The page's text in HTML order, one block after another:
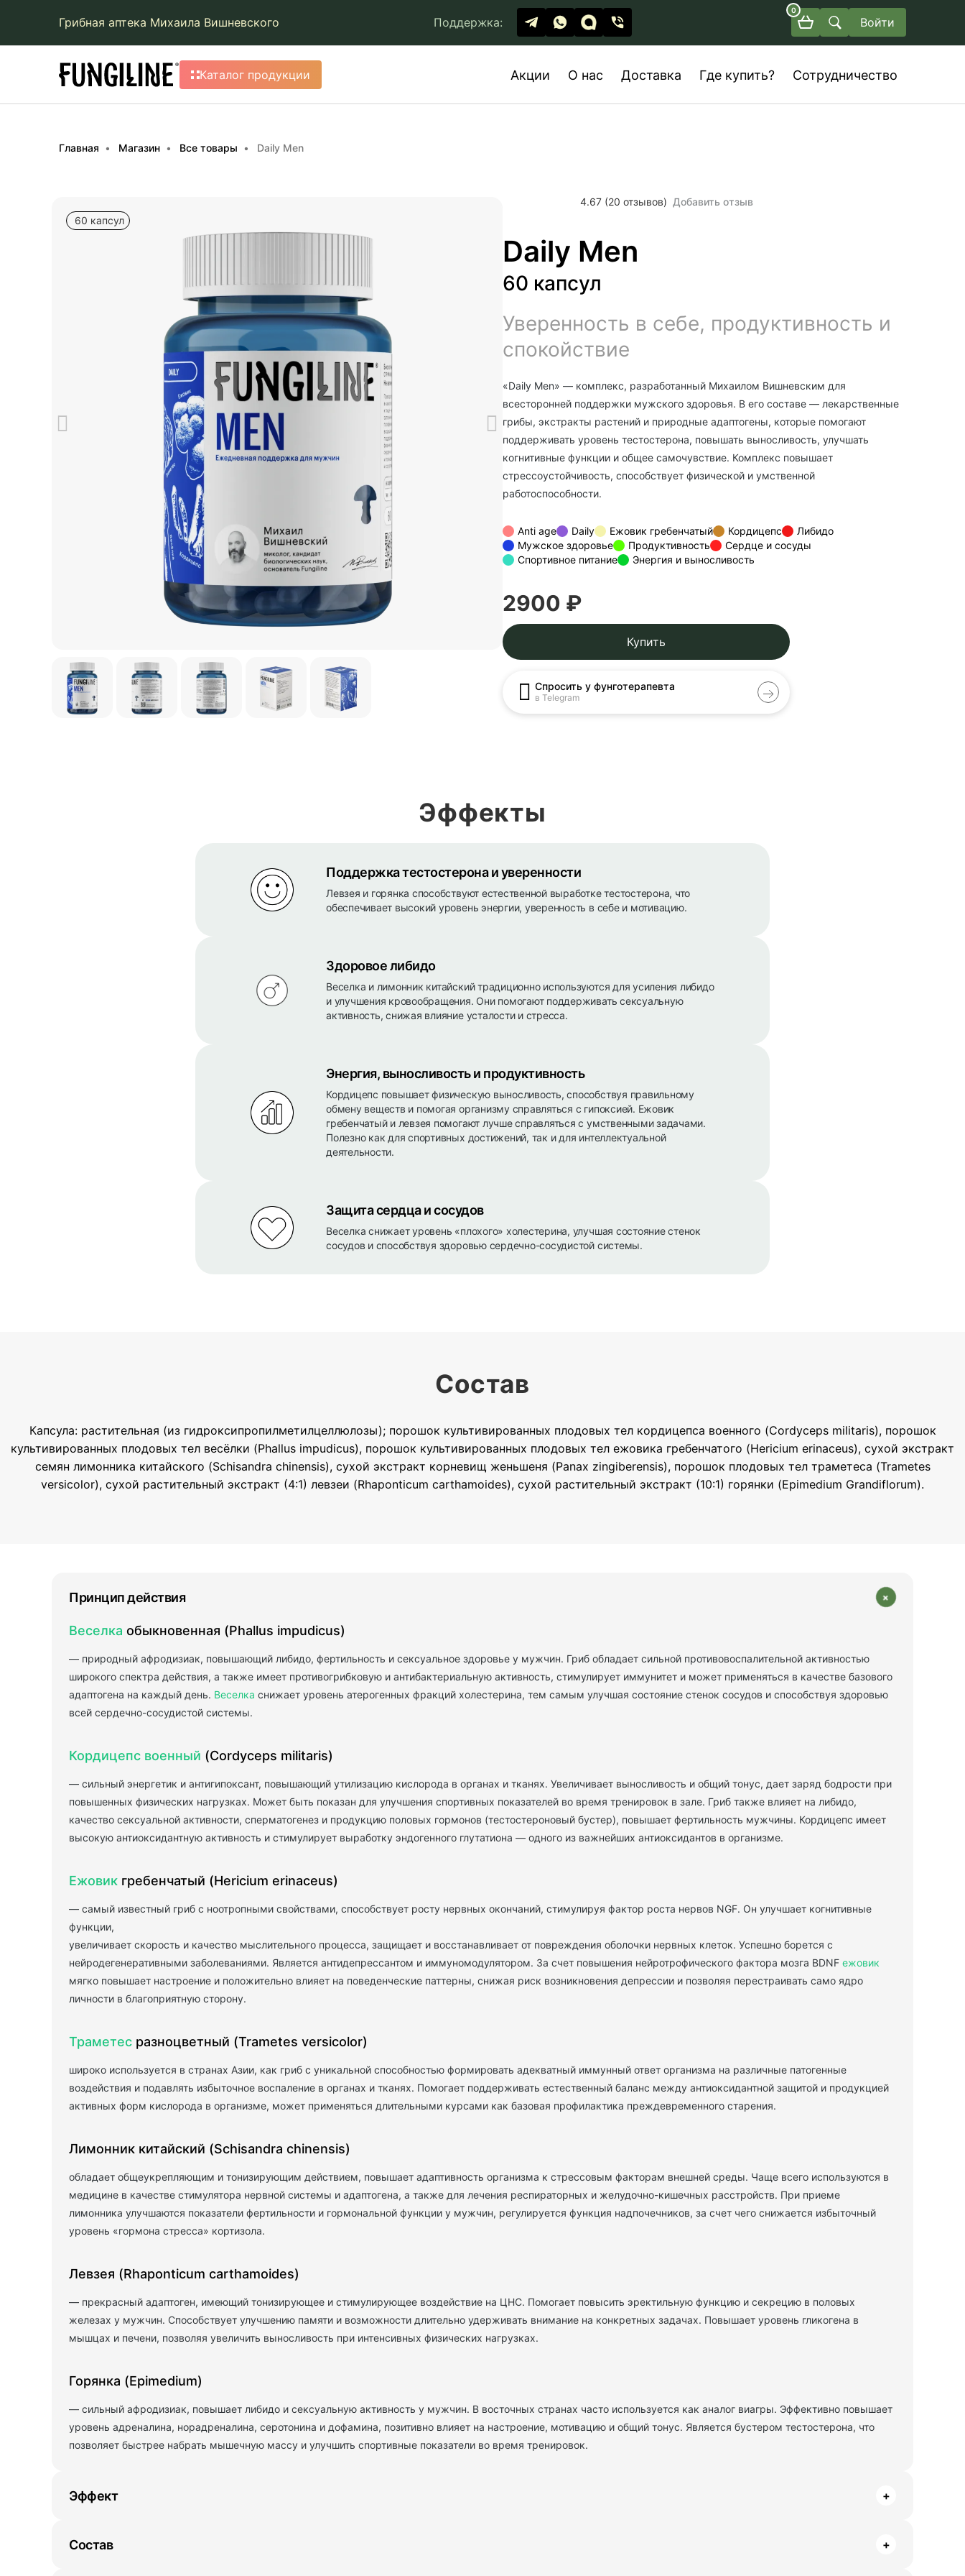
Грибная аптека Михаила Вишневского Поддержка:
0
Войти
Каталог продукции Акции О нас Доставка Где купить? Сотрудничество
Главная Магазин Все товары Daily Men
60 капсул
4.67 (20 отзывов) Добавить отзыв
Daily Men
60 капсул
Уверенность в себе, продуктивность и
спокойствие
«Daily Men» — комплекс, разработанный Михаилом Вишневским для
всесторонней поддержки мужского здоровья. В его составе — лекарственные
грибы, экстракты растений и природные адаптогены, которые помогают
поддерживать уровень тестостерона, повышать выносливость, улучшать
когнитивные функции и общее самочувствие. Комплекс повышает
стрессоустойчивость, способствует физической и умственной
работоспособности.
Anti age Daily Ежовик гребенчатый Кордицепс
Либидо
Мужское здоровье
Продуктивность
Сердце и сосуды
Спортивное питание
Энергия и выносливость
2900 ₽
Купить
Спросить у фунготерапевта
в Telegram
Эффекты
Поддержка тестостерона и уверенности
Левзея и горянка способствуют естественной выработке тестостерона, что
обеспечивает высокий уровень энергии, уверенность в себе и мотивацию.
Здоровое либидо
Веселка и лимонник китайский традиционно используются для усиления либидо
и улучшения кровообращения. Они помогают поддерживать сексуальную
активность, снижая влияние усталости и стресса.
Энергия, выносливость и продуктивность
Кордицепс повышает физическую выносливость, способствуя правильному
обмену веществ и помогая организму справляться с гипоксией. Ежовик
гребенчатый и левзея помогают лучше справляться с умственными задачами.
Полезно как для спортивных достижений, так и для интеллектуальной
деятельности.
Защита сердца и сосудов
Веселка снижает уровень «плохого» холестерина, улучшая состояние стенок
сосудов и способствуя здоровью сердечно-сосудистой системы.
Состав
Капсула: растительная (из гидроксипропилметилцеллюлозы); порошок культивированных плодовых тел кордицепса военного (Cordyceps militaris), порошок
культивированных плодовых тел весёлки (Phallus impudicus), порошок культивированных плодовых тел ежовика гребенчатого (Hericium erinaceus), сухой экстракт
семян лимонника китайского (Schisandra chinensis), сухой экстракт корневищ женьшеня (Panax zingiberensis), порошок плодовых тел траметеса (Trametes
versicolor), сухой растительный экстракт (4:1) левзеи (Rhaponticum carthamoides), сухой растительный экстракт (10:1) горянки (Epimedium Grandiflorum).
Принцип действия +
Веселка обыкновенная (Phallus impudicus)
— природный афродизиак, повышающий либидо, фертильность и сексуальное здоровье у мужчин. Гриб обладает сильной противовоспалительной активностью
широкого спектра действия, а также имеет противогрибковую и антибактериальную активность, стимулирует иммунитет и может применяться в качестве базового
адаптогена на каждый день. Веселка снижает уровень атерогенных фракций холестерина, тем самым улучшая состояние стенок сосудов и способствуя здоровью
всей сердечно-сосудистой системы.
Кордицепс военный (Cordyceps militaris)
— сильный энергетик и антигипоксант, повышающий утилизацию кислорода в органах и тканях. Увеличивает выносливость и общий тонус, дает заряд бодрости при
повышенных физических нагрузках. Может быть показан для улучшения спортивных показателей во время тренировок в зале. Гриб также влияет на либидо,
качество сексуальной активности, сперматогенез и продукцию половых гормонов (тестостероновый бустер), повышает фертильность мужчины. Кордицепс имеет
высокую антиоксидантную активность и стимулирует выработку эндогенного глутатиона — одного из важнейших антиоксидантов в организме.
Ежовик гребенчатый (Hericium erinaceus)
— самый известный гриб с ноотропными свойствами, способствует росту нервных окончаний, стимулируя фактор роста нервов NGF. Он улучшает когнитивные
функции,
увеличивает скорость и качество мыслительного процесса, защищает и восстанавливает от повреждения оболочки нервных клеток. Успешно борется с
нейродегенеративными заболеваниями. Является антидепрессантом и иммуномодулятором. За счет повышения нейротрофического фактора мозга BDNF ежовик
мягко повышает настроение и положительно влияет на поведенческие паттерны, снижая риск возникновения депрессии и позволяя перестраивать само ядро
личности в благоприятную сторону.
Траметес разноцветный (Trametes versicolor)
широко используется в странах Азии, как гриб с уникальной способностью формировать адекватный иммунный ответ организма на различные патогенные
воздействия и подавлять избыточное воспаление в органах и тканях. Помогает поддерживать естественный баланс между антиоксидантной защитой и продукцией
активных форм кислорода в организме, может применяться длительными курсами как базовая профилактика преждевременного старения.
Лимонник китайский (Schisandra chinensis)
обладает общеукрепляющим и тонизирующим действием, повышает адаптивность организма к стрессовым факторам внешней среды. Чаще всего используются в
медицине в качестве стимулятора нервной системы и адаптогена, а также для лечения респираторных и желудочно-кишечных расстройств. При приеме
лимонника улучшаются показатели фертильности и гормональной функции у мужчин, регулируется функция надпочечников, за счет чего снижается избыточный
уровень «гормона стресса» кортизола.
Левзея (Rhaponticum carthamoides)
— прекрасный адаптоген, имеющий тонизирующее и стимулирующее воздействие на ЦНС. Помогает повысить эректильную функцию и секрецию в половых
железах у мужчин. Способствует улучшению памяти и возможности длительно удерживать внимание на конкретных задачах. Повышает уровень гликогена в
мышцах и печени, позволяя увеличить выносливость при интенсивных физических нагрузках.
Горянка (Epimedium)
— сильный афродизиак, повышает либидо и сексуальную активность у мужчин. В восточных странах часто используется как аналог виагры. Эффективно повышает
уровень адреналина, норадреналина, серотонина и дофамина, позитивно влияет на настроение, мотивацию и общий тонус. Является бустером тестостерона, что
позволяет быстрее набрать мышечную массу и улучшить спортивные показатели во время тренировок.
Эффект +
Состав +